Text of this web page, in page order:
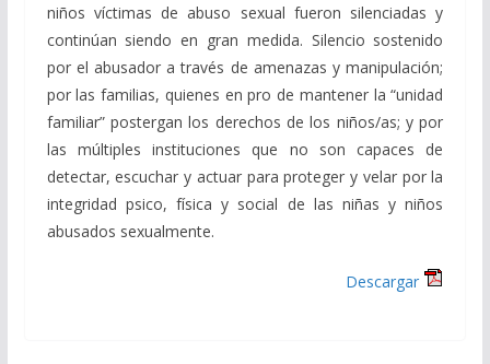
niños víctimas de abuso sexual fueron silenciadas y
continúan siendo en gran medida. Silencio sostenido
por el abusador a través de amenazas y manipulación;
por las familias, quienes en pro de mantener la “unidad
familiar” postergan los derechos de los niños/as; y por
las múltiples instituciones que no son capaces de
detectar, escuchar y actuar para proteger y velar por la
integridad psico, física y social de las niñas y niños
abusados sexualmente.
Descargar